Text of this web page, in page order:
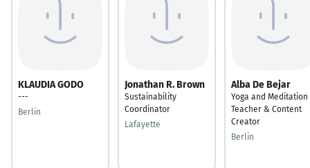
KLAUDIA GODO
---
Berlin
Jonathan R. Brown
Sustainability
Coordinator
Lafayette
Alba De Bejar
Yoga and Meditation
Teacher & Content
Creator
Berlin